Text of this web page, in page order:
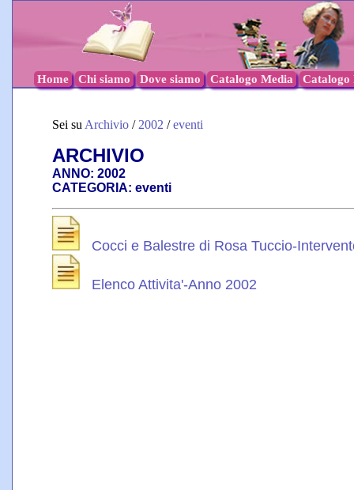
Home Chi siamo Dove siamo Catalogo Media Catalogo
Sei su Archivio / 2002 /eventi
ARCHIVIO
ANNO: 2002
CATEGORIA: eventi
Cocci e Balestre di Rosa Tuccio-
Elenco Attivita'-Anno 2002